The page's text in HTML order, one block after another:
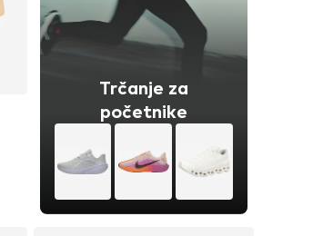
Trčanje za
početnike